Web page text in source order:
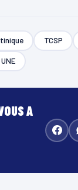
TCSP
UNE
A